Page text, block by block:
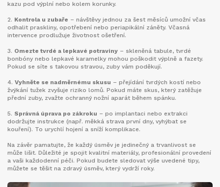
kazu pod výplní nebo kolem korunky.
2. Kontrola u zubaře – návštěvy jednou za šest měsíců umožní včas
odhalit praskliny, opotřebení nebo periapikální záněty. Včasná
intervence prodlužuje životnost ošetření.
3. Omezte tvrdé a lepkavé potraviny – skleněná tabule, tvrdé
bonbóny nebo lepkavé karamelky mohou poškodit výplně a fazety.
Pokud se síte s takovou stravou, zuby vám poděkují.
4. Vyhněte se nadměrnému skusu – přejídání tvrdých kostí nebo
žvýkání tužek zvyšuje riziko lomů. Pokud máte skus, který zatěžuje
přední zuby, zvažte ochranný nožní aparát během spánku.
5. Správná úprava po zákroku – po implantaci nebo extrakci
dodržujte instrukce (např. měkká strava první dny, vyhýbat se
kouření). To urychlí hojení a sníží komplikace.
Na závěr pamatujte, že každý úsměv je jedinečný a trvanlivost se
může lišit. Důležité je spojit kvalitní materiály, profesionální provedení
a vaši každodenní péči. Pokud budete sledovat výše uvedené tipy,
můžete se těšit na zdravý úsměv, který vydrží roky.